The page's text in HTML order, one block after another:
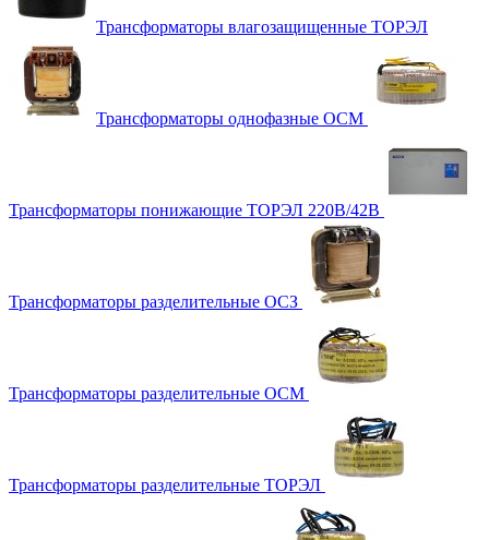
Трансформаторы влагозащищенные ТОРЭЛ
Трансформаторы однофазные ОСМ
Трансформаторы понижающие ТОРЭЛ 220В/42В
Трансформаторы разделительные ОСЗ
Трансформаторы разделительные ОСМ
Трансформаторы разделительные ТОРЭЛ